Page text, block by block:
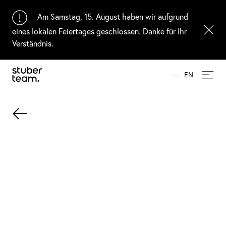
Am Samstag, 15. August haben wir aufgrund
eines lokalen Feiertages geschlossen. Danke für Ihr
Verständnis.
EN